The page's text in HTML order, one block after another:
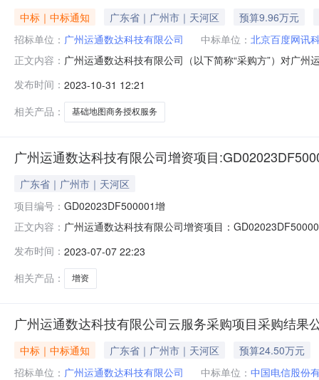
中标｜中标通知 广东省｜广州市｜天河区
预算9.96万元
招标单位： 广州运通数达科技有限公司 中标单位： 北京百度网讯
正文内容： 广州运通数达科技有限公司（以下简称“采购方”）对广
后的2年服务地点：全国付款条件：合同签订2年，按年
莞光羽信息科技有限公司六、成交供应
发布时间： 2023-10-31 12:21
相关产品：
基础地图商务授权服务
广州运通数达科技有限公司增资项目
广东省｜广州市｜天河区
项目编号： GD02023DF500001增
正文内容： 广州运通数达科技有限公司增资项目：
发布时间： 2023-07-07 22:23
相关产品：
增资
广州运通数达科技有限公司云服务采购项目采购结果
中标｜中标通知 广东省｜广州市｜天河区
预算24.50万元
招标单位： 广州运通数达科技有限公司 中标单位： 中国电信股份